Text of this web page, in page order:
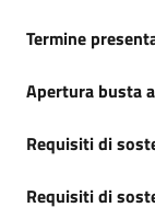
Termine
Apertura busta
Requisiti di
Requisiti di